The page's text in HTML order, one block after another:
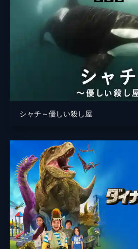
カナダのアルバータ州立恐竜公園で発見され
たティラノサウルス類ダスプレトサウルス。
全長9m、体重3トンの巨体がサイほどの大き
さの角竜類カスモサウルスを狙う。
1億5千万年前のジュラ紀の温かい海にはプレ
デターXと呼ばれる恐るべき肉食恐竜がい
た。全長15mもあり、噛む力はティラノサウ
の海生爬虫類だ。
#5 新たな巨大恐竜たち
アルゼンチンで初めて発見されたアルゼンチ
ノサウルスは、背骨ひとつが人間の背丈ほど
もある史上最大の巨大恐竜。全長35m、体重
75tというケタはずれの巨体だ。
29分
#6 驚異の生き残り作戦
白亜紀後期の恐竜たちは環境への驚異の適応
力を発揮した。ヨーロッパの島では、食料が
乏しい環境に合わせて、体を小型化させた恐
シャチ～優しい殺し屋